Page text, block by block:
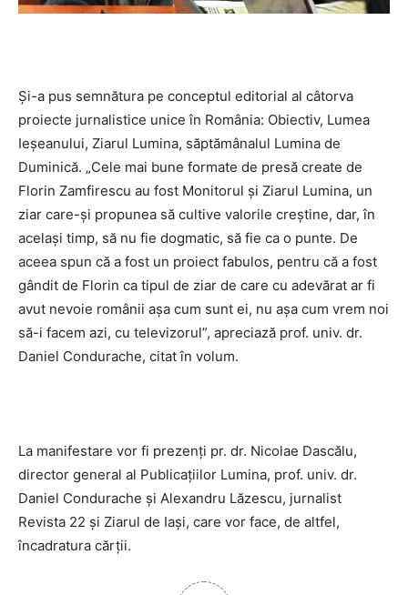
Şi-a pus semnătura pe conceptul editorial al câtorva
proiecte jurnalistice unice în România: Obiectiv, Lumea
Ieşeanului, Ziarul Lumina, săptămânalul Lumina de
Duminică. „Cele mai bune formate de presă create de
Florin Zamfirescu au fost Monitorul şi Ziarul Lumina, un
ziar care-şi propunea să cultive valorile creştine, dar, în
acelaşi timp, să nu fie dogmatic, să fie ca o punte. De
aceea spun că a fost un proiect fabulos, pentru că a fost
gândit de Florin ca tipul de ziar de care cu adevărat ar fi
avut nevoie românii aşa cum sunt ei, nu aşa cum vrem noi
să-i facem azi, cu televizorul”, apreciază prof. univ. dr.
Daniel Condurache, citat în volum.
La manifestare vor fi prezenți pr. dr. Nicolae Dascălu,
director general al Publicațiilor Lumina, prof. univ. dr.
Daniel Condurache și Alexandru Lăzescu, jurnalist
Revista 22 și Ziarul de Iași, care vor face, de altfel,
încadratura cărții.